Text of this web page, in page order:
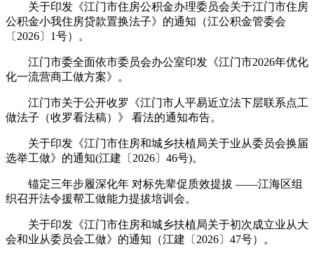
关于印发《江门市住房公积金办理委员会关于江门市住房
公积金小我住房贷款置换法子》的通知（江公积金管委会
〔2026〕1号）。
江门市委全面依市委员会办公室印发《江门市2026年优化
化一流营商工做方案》。
江门市关于公开收罗《江门市人平易近立法下层联系点工
做法子（收罗看法稿）》 看法的通知布告。
关于印发《江门市住房和城乡扶植局关于业从委员会换届
选举工做》的通知(江建〔2026〕46号)。
锚定三年步履深化年 对标先辈促质效提拔 ——江海区组
织召开法令援帮工做能力提拔培训会。
关于印发《江门市住房和城乡扶植局关于初次成立业从大
会和业从委员会工做》的通知（江建〔2026〕47号）。